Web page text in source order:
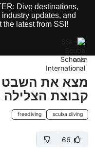
Dive destinations,
updates, and
latest from SSI!
חזרה
מצא את השבט
קבוצת
scuba diving
freediving
66